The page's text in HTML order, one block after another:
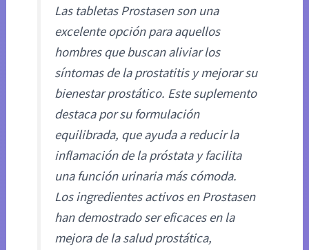
Las tabletas Prostasen son una
excelente opción para aquellos
hombres que buscan aliviar los
síntomas de la prostatitis y mejorar su
bienestar prostático. Este suplemento
destaca por su formulación
equilibrada, que ayuda a reducir la
inflamación de la próstata y facilita
una función urinaria más cómoda.
Los ingredientes activos en Prostasen
han demostrado ser eficaces en la
mejora de la salud prostática,